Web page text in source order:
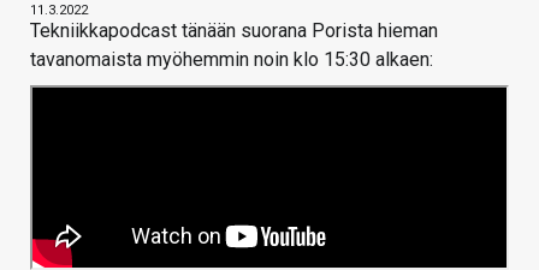
11.3.2022
Tekniikkapodcast tänään suorana Porista hieman
tavanomaista myöhemmin noin klo 15:30 alkaen: